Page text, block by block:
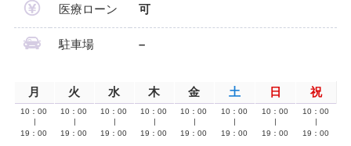
医療ローン 可
駐車場 –
月 火 水 木 金 土 日 祝
10：00
19：00
10：00
19：00
10：00
19：00
10：00
19：00
10：00
19：00
10：00
19：00
10：00
19：00
10：00
19：00